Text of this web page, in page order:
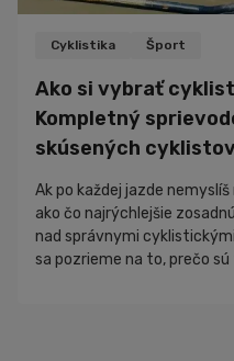
Cyklistika Šport
Ako si vybrať
Kompletný
skúsených cyklistov
Ak po každej jazde
ako čo najrýchlejšie
nad správnymi
sa pozrieme na to, prečo